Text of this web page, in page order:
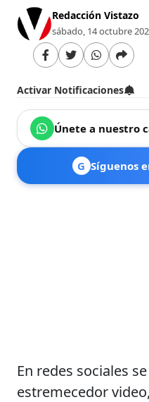
Redacción Vistazo
sábado, 14 octubre
Activar Notificaciones
Únete a nuestro
G Síguenos
En redes sociales
estremecedor